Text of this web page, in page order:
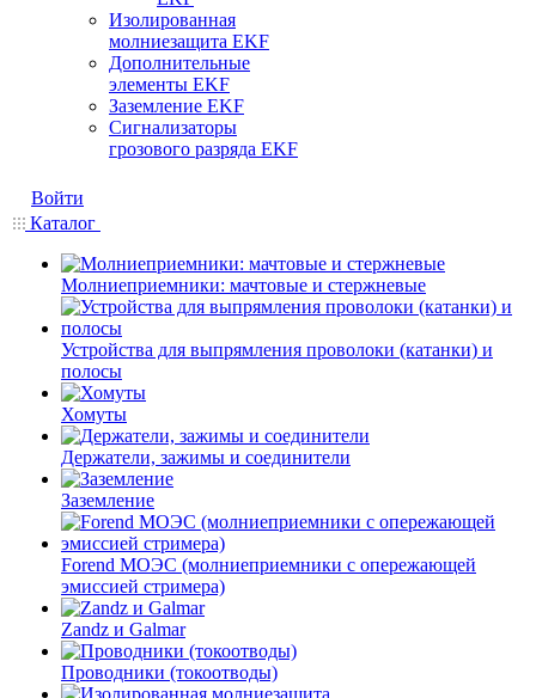
Изолированная
молниезащита EKF
Дополнительные
элементы EKF
Заземление EKF
Сигнализаторы
грозового разряда EKF
Войти
Каталог
Молниеприемники: мачтовые и стержневые
Устройства для выпрямления проволоки (катанки) и
полосы
Хомуты
Держатели, зажимы и соединители
Заземление
Forend МОЭС (молниеприемники с опережающей
эмиссией стримера)
Zandz и Galmar
Проводники (токоотводы)